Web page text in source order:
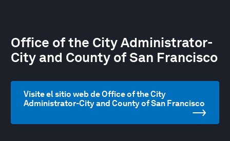
Office of the City Administrator-
City and County of San Francisco
Visite el sitio web de Office of the City
Administrator-City and County of San Francisco